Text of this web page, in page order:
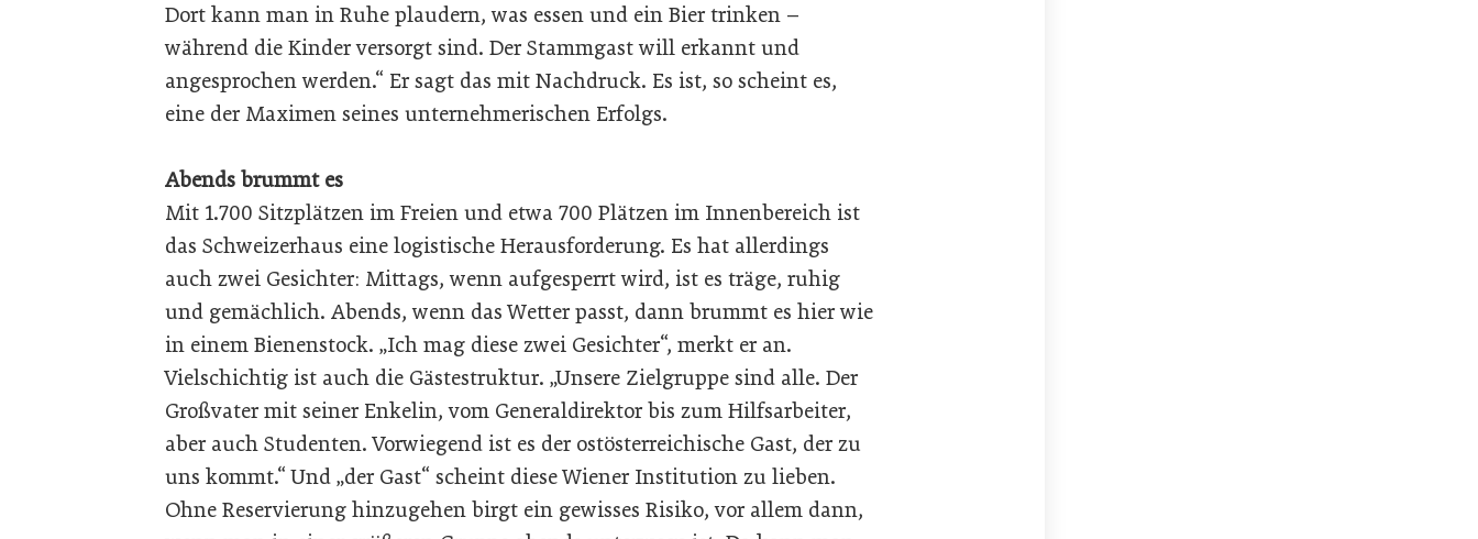
Dort kann man in Ruhe plaudern, was essen und ein Bier trinken –
während die Kinder versorgt sind. Der Stammgast will erkannt und
angesprochen werden.“ Er sagt das mit Nachdruck. Es ist, so scheint es,
eine der Maximen seines unternehmerischen Erfolgs.
Abends brummt es
Mit 1.700 Sitzplätzen im Freien und etwa 700 Plätzen im Innenbereich ist
das Schweizerhaus eine logistische Herausforderung. Es hat allerdings
auch zwei Gesichter: Mittags, wenn aufgesperrt wird, ist es träge, ruhig
und gemächlich. Abends, wenn das Wetter passt, dann brummt es hier wie
in einem Bienenstock. „Ich mag diese zwei Gesichter“, merkt er an.
Vielschichtig ist auch die Gästestruktur. „Unsere Zielgruppe sind alle. Der
Großvater mit seiner Enkelin, vom Generaldirektor bis zum Hilfsarbeiter,
aber auch Studenten. Vorwiegend ist es der ostösterreichische Gast, der zu
uns kommt.“ Und „der Gast“ scheint diese Wiener Institution zu lieben.
Ohne Reservierung hinzugehen birgt ein gewisses Risiko, vor allem dann,